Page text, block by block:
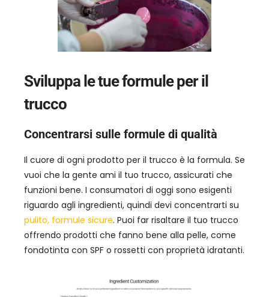
Sviluppa le tue formule per il
trucco
Concentrarsi sulle formule di qualità
Il cuore di ogni prodotto per il trucco è la formula. Se
vuoi che la gente ami il tuo trucco, assicurati che
funzioni bene. I consumatori di oggi sono esigenti
riguardo agli ingredienti, quindi devi concentrarti su
pulito, formule sicure. Puoi far risaltare il tuo trucco
offrendo prodotti che fanno bene alla pelle, come
fondotinta con SPF o rossetti con proprietà idratanti.